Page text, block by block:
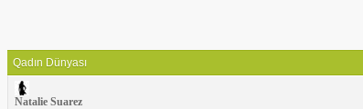
Qadın Dünyası
Natalie Suarez